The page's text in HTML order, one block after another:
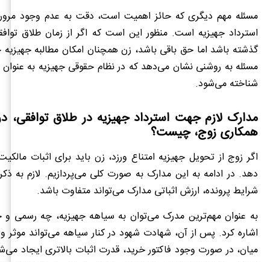
مسئله مهم دیگری که حائز اهمیت است، دقت به عدم وجود
استرداد جهیزیه است. منظور این است که اگر از زمان طلاق
گذشته باشد اما حق باقی باشد، زن همچنان امکان مطالبه جهیزیه
مسئله به روشنی نشان می‌دهد که در نظام حقوقی جهیزیه به
شناخته می‌شود.
مدارک لازم جهت استرداد جهیزیه در طلاق
همکاری زوج، چیست؟
اگر زوج از تحویل جهیزیه امتناع ورزد، زن باید برای اثبات
دهد. در ادامه به این مدارک به صورت کلی می‌پردازیم. لازم به
شرایط پرونده، ارزش اثباتی مدارک می‌تواند متفاوت باشد.
به عنوان مهم‌ترین مدرک می‌توان به سیاهه جهیزیه، چه
اشاره کرد. پس از آن، شهادت شهود در کنار سیاهه می‌تواند موثر
میان، در صورت وجود فاکتور خرید، قدرت اثبات بالاتری ایجاد